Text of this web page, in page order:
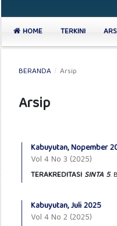
HOME TERKINI
BERANDA / Arsip
Arsip
Kabuyutan, Nopember
Vol 4 No 3 (2025)
TERAKREDITASI SINTA 5.
Kabuyutan, Juli 2025
Vol 4 No 2 (2025)